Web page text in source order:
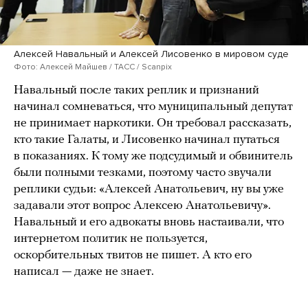
Алексей Навальный и Алексей Лисовенко в мировом суде
Фото: Алексей Майшев / ТАСС / Scanpix
Навальный после таких реплик и признаний
начинал сомневаться, что муниципальный депутат
не принимает наркотики. Он требовал рассказать,
кто такие Галаты, и Лисовенко начинал путаться
в показаниях. К тому же подсудимый и обвинитель
были полными тезками, поэтому часто звучали
реплики судьи: «Алексей Анатольевич, ну вы уже
задавали этот вопрос Алексею Анатольевичу».
Навальный и его адвокаты вновь настаивали, что
интернетом политик не пользуется,
оскорбительных твитов не пишет. А кто его
написал — даже не знает.